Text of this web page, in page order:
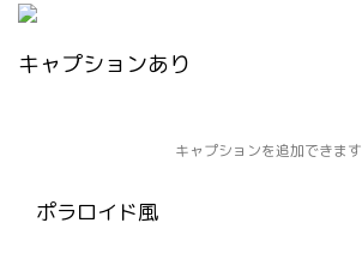
キャプションあり
キャプションを追加できます
ポラロイド風